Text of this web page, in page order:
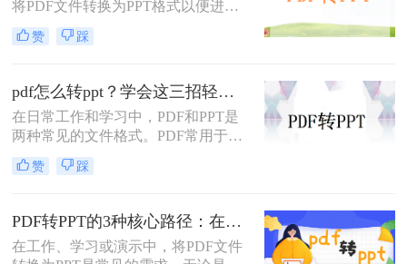
将PDF文件转换为PPT格式以便进行
演示或编辑。那么pdf转ppt怎么转
呢？以下将介绍三种常用的pdf转ppt
转换。
赞 踩
pdf怎么转ppt？学会这三招轻松搞定转换！
在日常工作和学习中，PDF和PPT是
两种常见的文件格式。PDF常用于文
档的查看和分享，而PPT则更多地用
于制作演示文稿和进行演讲。有时，
式，以便进行编辑、修改或展示。那
么pdf怎么转ppt呢？本文将介绍三种
将PDF转换为PPT的方法：使用专业
赞 踩
PDF转PPT的3种核心路径：在线、软件和PPT自带的适用范围！
在工作、学习或演示中，将PDF文件